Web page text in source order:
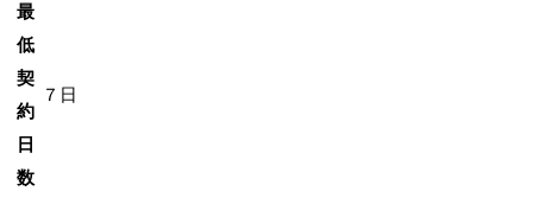
最
低
契
約
日
数
７日